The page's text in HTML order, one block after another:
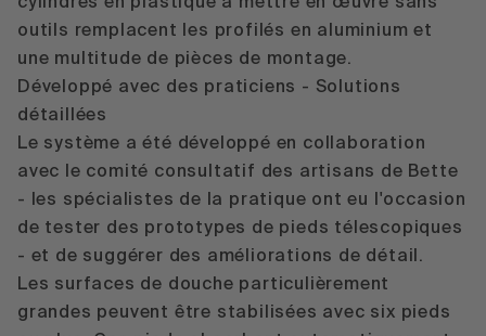
outils remplacent les profilés en aluminium et
une multitude de pièces de montage.
Développé avec des praticiens - Solutions
détaillées
Le système a été développé en collaboration
avec le comité consultatif des artisans de Bette
- les spécialistes de la pratique ont eu l'occasion
de tester des prototypes de pieds télescopiques
- et de suggérer des améliorations de détail.
Les surfaces de douche particulièrement
grandes peuvent être stabilisées avec six pieds